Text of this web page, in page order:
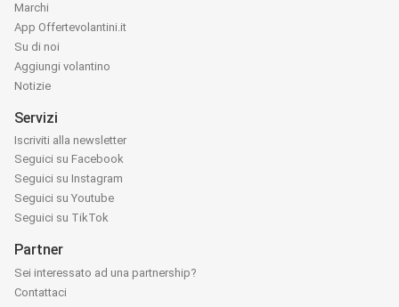
Marchi
App Offertevolantini.it
Su di noi
Aggiungi volantino
Notizie
Servizi
Iscriviti alla newsletter
Seguici su Facebook
Seguici su Instagram
Seguici su Youtube
Seguici su TikTok
Partner
Sei interessato ad una partnership?
Contattaci